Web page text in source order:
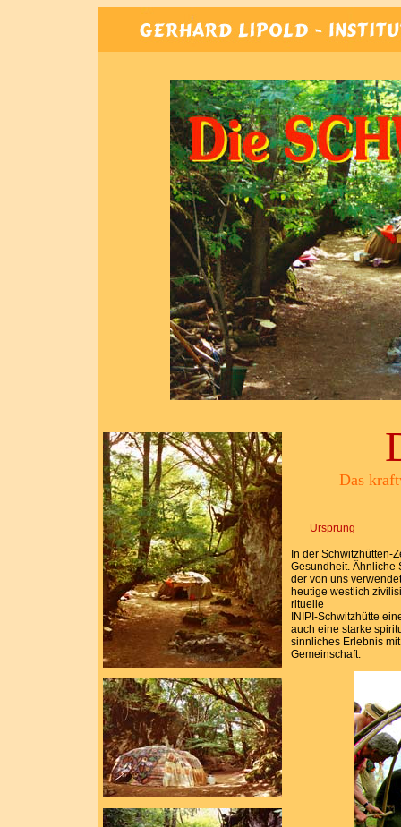
Das
Ursprung
In der Schwitzhütten-
Gesundheit. Ähnliche
der von uns
heutige westlich
rituelle
INIPI-Schwitzhütte
auch eine starke
sinnliches Erlebnis
Gemeinschaft.